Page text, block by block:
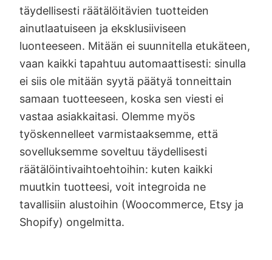
täydellisesti räätälöitävien tuotteiden
ainutlaatuiseen ja eksklusiiviseen
luonteeseen. Mitään ei suunnitella etukäteen,
vaan kaikki tapahtuu automaattisesti: sinulla
ei siis ole mitään syytä päätyä tonneittain
samaan tuotteeseen, koska sen viesti ei
vastaa asiakkaitasi. Olemme myös
työskennelleet varmistaaksemme, että
sovelluksemme soveltuu täydellisesti
räätälöintivaihtoehtoihin: kuten kaikki
muutkin tuotteesi, voit integroida ne
tavallisiin alustoihin (Woocommerce, Etsy ja
Shopify) ongelmitta.